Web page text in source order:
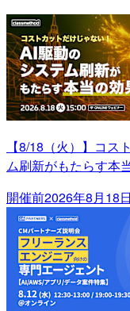
【8/18（火）】コ
ム刷新がもたらす本
開催前2026年8月18